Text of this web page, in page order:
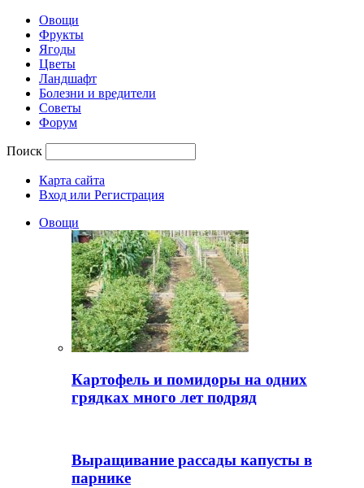
Овощи
Фрукты
Ягоды
Цветы
Ландшафт
Болезни и вредители
Советы
Форум
Поиск
Карта сайта
Вход или Регистрация
Овощи
Картофель и помидоры на одних
грядках много лет подряд
Выращивание рассады капусты в
парнике